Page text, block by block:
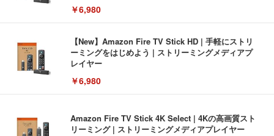
￥6,980
【New】Amazon Fire TV Stick HD | 手軽にストリ
ーミングをはじめよう | ストリーミングメディアプ
レイヤー
￥6,980
Amazon Fire TV Stick 4K Select | 4Kの高画質スト
リーミング | ストリーミングメディアプレイヤー